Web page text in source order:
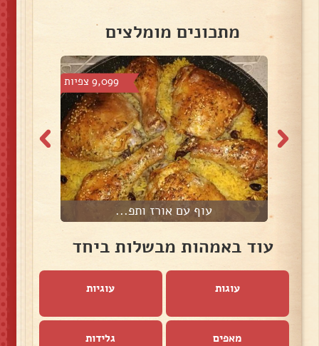
מתכונים מומלצים
9,099 צפיות
עוף עם אורז ותפ...
עוד באמהות מבשלות ביחד
עוגות עוגיות
מאפים גלידות